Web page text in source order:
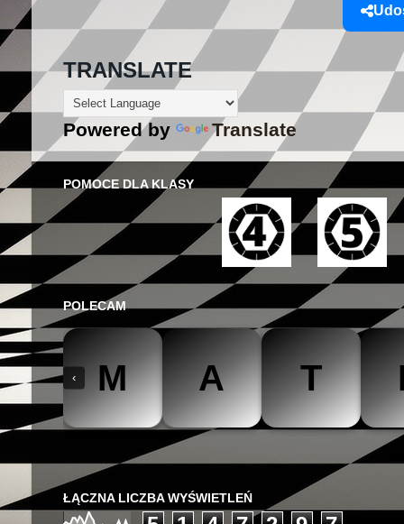
TRANSLATE
Powered by Translate
POMOCE DLA KLASY
POLECAM
‹ M A T
ŁĄCZNA LICZBA WYŚWIETLEŃ